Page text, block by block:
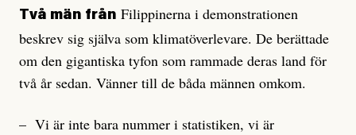
Två män från Filippinerna i demonstrationen
beskrev sig själva som klimatöverlevare. De berättade
om den gigantiska tyfon som rammade deras land för
två år sedan. Vänner till de båda männen omkom.
– Vi är inte bara nummer i statistiken, vi är